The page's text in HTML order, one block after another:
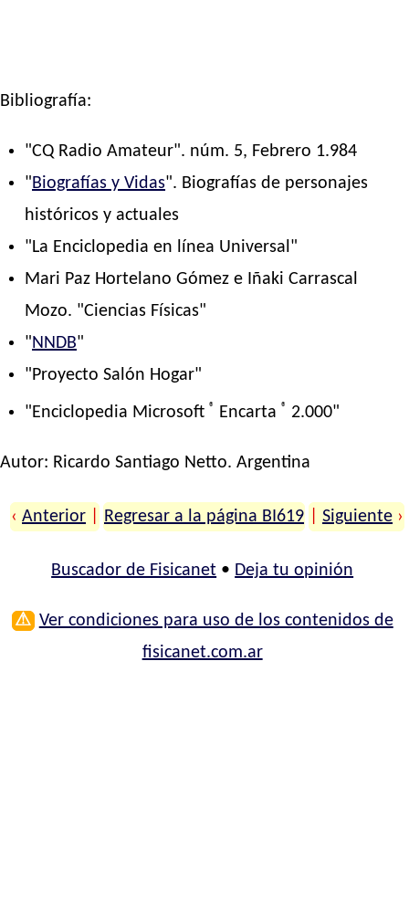
Bibliografía:
"CQ Radio Amateur". núm. 5, Febrero 1.984
"Biografías y Vidas". Biografías de personajes
históricos y actuales
"La Enciclopedia en línea Universal"
Mari Paz Hortelano Gómez e Iñaki Carrascal
Mozo. "Ciencias Físicas"
"NNDB"
"Proyecto Salón Hogar"
"Enciclopedia Microsoft ® Encarta ® 2.000"
Autor: Ricardo Santiago Netto. Argentina
‹ Anterior Regresar a la página BI619 Siguiente ›
Buscador de Fisicanet • Deja tu opinión
⚠ Ver condiciones para uso de los contenidos de
fisicanet.com.ar